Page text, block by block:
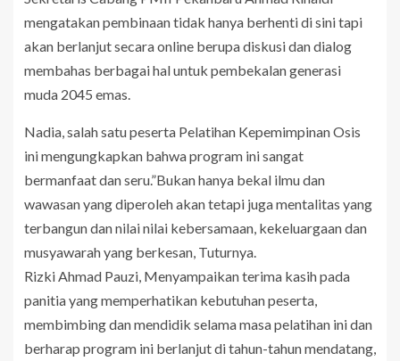
mengatakan pembinaan tidak hanya berhenti di sini tapi
akan berlanjut secara online berupa diskusi dan dialog
membahas berbagai hal untuk pembekalan generasi
muda 2045 emas.
Nadia, salah satu peserta Pelatihan Kepemimpinan Osis
ini mengungkapkan bahwa program ini sangat
bermanfaat dan seru.”Bukan hanya bekal ilmu dan
wawasan yang diperoleh akan tetapi juga mentalitas yang
terbangun dan nilai nilai kebersamaan, kekeluargaan dan
musyawarah yang berkesan, Tuturnya.
Rizki Ahmad Pauzi, Menyampaikan terima kasih pada
panitia yang memperhatikan kebutuhan peserta,
membimbing dan mendidik selama masa pelatihan ini dan
berharap program ini berlanjut di tahun-tahun mendatang,